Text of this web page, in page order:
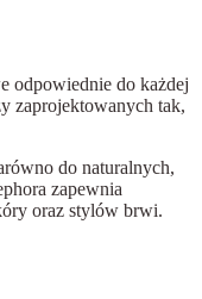
odpowiednie do każdej
zaprojektowanych tak,
do naturalnych,
zapewnia
oraz stylów brwi.